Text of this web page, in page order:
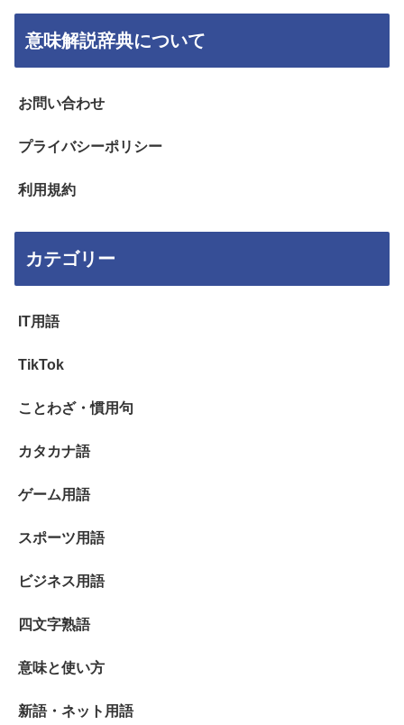
意味解説辞典について
お問い合わせ
プライバシーポリシー
利用規約
カテゴリー
IT用語
TikTok
ことわざ・慣用句
カタカナ語
ゲーム用語
スポーツ用語
ビジネス用語
四文字熟語
意味と使い方
新語・ネット用語